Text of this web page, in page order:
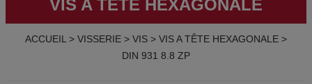
VIS A TÊTE HEXAGONALE
ACCUEIL > VISSERIE > VIS > VIS A TÊTE HEXAGONALE >
DIN 931 8.8 ZP